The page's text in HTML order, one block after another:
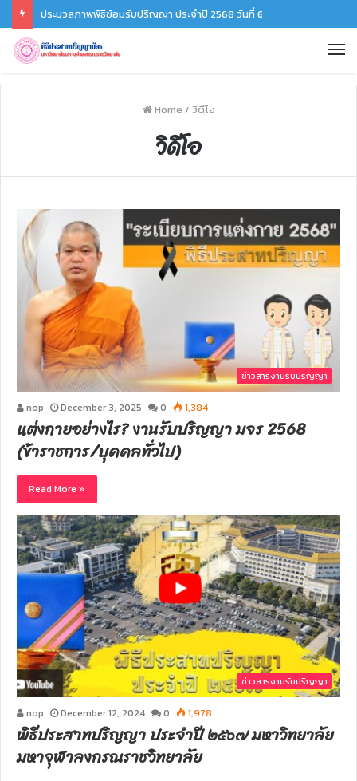
ประมวลภาพพิธีซ้อมรับปริญญา ประจำปี 2568 วันที่ 6 ธ.ค. 68
Home / วิดีโอ
วิดีโอ
ข่าวสารงานรับปริญญา
nop December 3, 2025 0 1,384
แต่งกายอย่างไร? งานรับปริญญา มจร 2568
(ข้าราชการ/บุคคลทั่วไป)
Read More »
ข่าวสารงานรับปริญญา
nop December 12, 2024 0 1,978
พิธีประสาทปริญญา ประจำปี ๒๕๖๗ มหาวิทยาลัย
มหาจุฬาลงกรณราชวิทยาลัย